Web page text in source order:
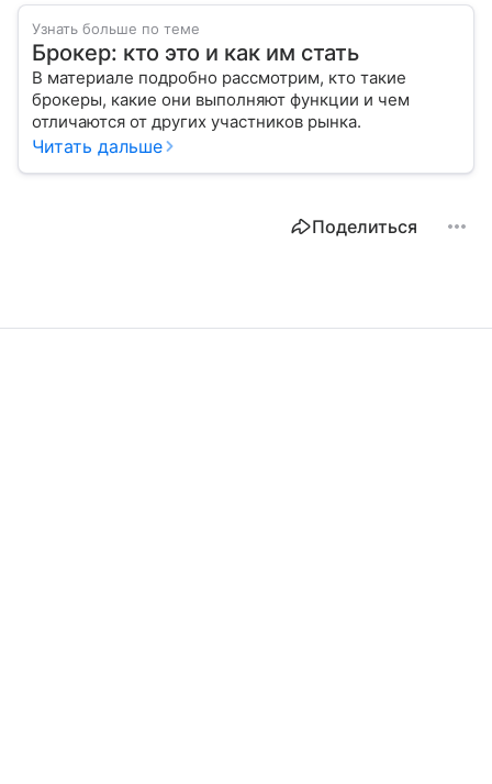
Узнать больше по теме
Брокер: кто это и как им стать
В материале подробно рассмотрим, кто такие
брокеры, какие они выполняют функции и чем
отличаются от других участников рынка.
Читать дальше
Поделиться